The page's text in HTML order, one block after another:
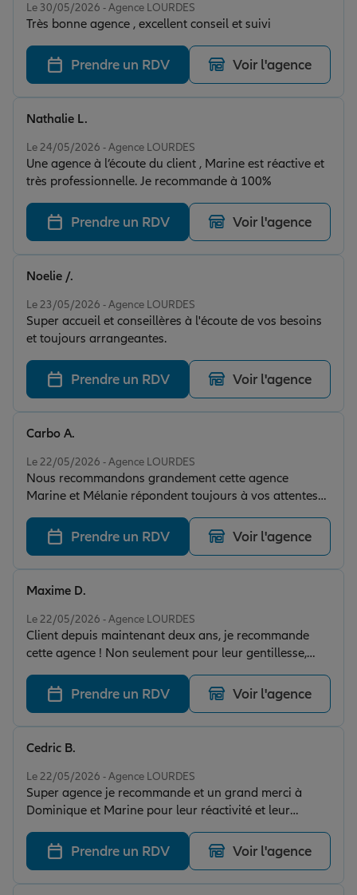
Retraite
Tous nos devis d'assurance
Le 30/05/2026 - Agence LOURDES
Très bonne agence , excellent conseil et suivi
Prendre un RDV Voir l'agence
Le 24/05/2026 - Agence LOURDES
Une agence à l’écoute du client , Marine est réactive et
très professionnelle. Je recommande à 100%
Nathalie L.
Prendre un RDV Voir l'agence
Le 23/05/2026 - Agence LOURDES
Super accueil et conseillères à l'écoute de vos besoins
et toujours arrangeantes.
Noelie /.
Prendre un RDV Voir l'agence
Le 22/05/2026 - Agence LOURDES
Nous recommandons grandement cette agence
Marine et Mélanie répondent toujours à vos attentes
et vos questions avec sérieux , Toujours très bien,
conseillé à des tarifs raisonnables, elles sont très
rétives ! D’où notre fidélité à cette agence depuis
maintenant 10 ans ☺️
Carbo A.
Prendre un RDV Voir l'agence
Le 22/05/2026 - Agence LOURDES
Client depuis maintenant deux ans, je recommande
cette agence ! Non seulement pour leur gentillesse,
amabilité et leur réactivité
Maxime D.
Prendre un RDV Voir l'agence
Le 22/05/2026 - Agence LOURDES
Super agence je recommande et un grand merci à
Dominique et Marine pour leur réactivité et leur
gentillesse
Cedric B.
Prendre un RDV Voir l'agence